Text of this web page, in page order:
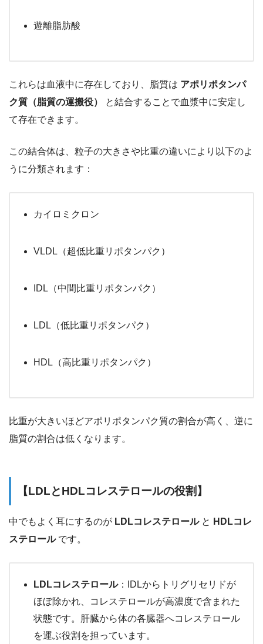
遊離脂肪酸
これらは血液中に存在しており、脂質は アポリポタンパ
ク質（脂質の運搬役）
と結合することで血漿中に安定し
て存在できます。
この結合体は、粒子の大きさや比重の違いにより以下のよ
うに分類されます：
カイロミクロン
VLDL（超低比重リポタンパク）
IDL（中間比重リポタンパク）
LDL（低比重リポタンパク）
HDL（高比重リポタンパク）
比重が大きいほどアポリポタンパク質の割合が高く、逆に
脂質の割合は低くなります。
【LDLとHDLコレステロールの役割】
中でもよく耳にするのが LDLコレステロールと HDLコレ
ステロールです。
LDLコレステロール：IDLからトリグリセリドが
ほぼ除かれ、コレステロールが高濃度で含まれた
状態です。肝臓から体の各臓器へコレステロール
を運ぶ役割を担っています。